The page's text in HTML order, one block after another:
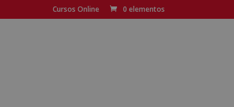
Cursos Online 0 elementos